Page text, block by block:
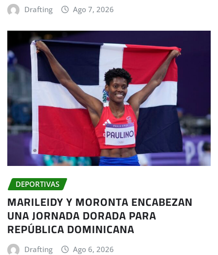
Drafting Ago 7, 2026
DEPORTIVAS
MARILEIDY Y MORONTA ENCABEZAN
UNA JORNADA DORADA PARA
REPÚBLICA DOMINICANA
Drafting Ago 6, 2026